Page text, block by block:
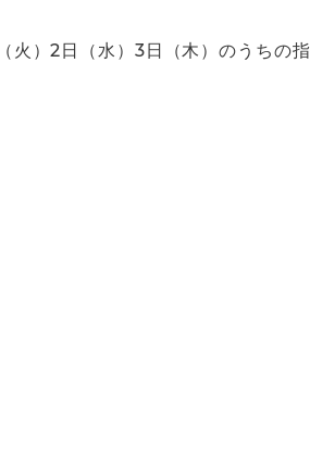
火）2日（水）3日（木）のうちの指